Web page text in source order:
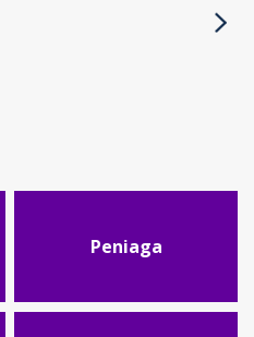
Peniaga